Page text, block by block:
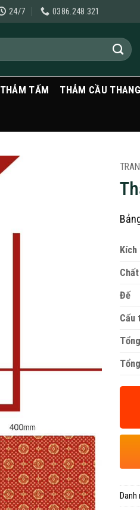
24/7 0386.248.321
THẢM TẤM THẢM CẦU THANG
Kích
Đế
Cấu
Danh